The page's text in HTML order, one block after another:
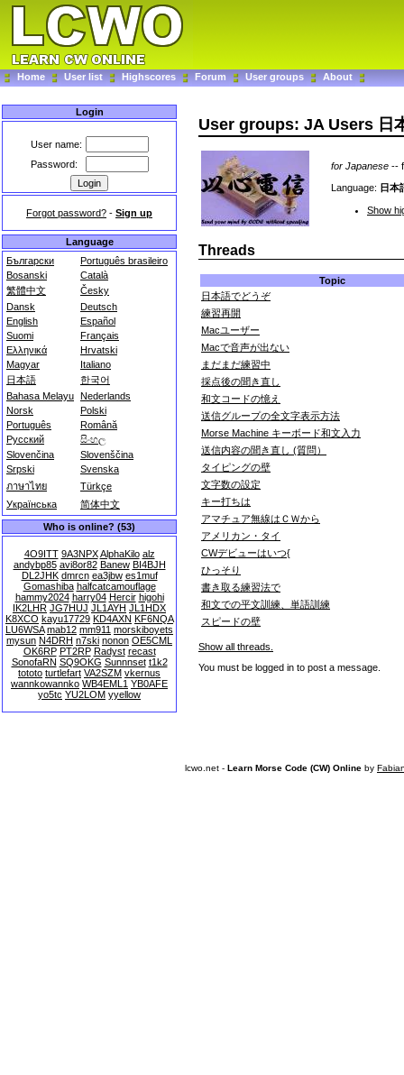
Home User list Highscores Forum User groups About
Login
User name:
Password:
Forgot password? - Sign up
Language
Български
Português brasileiro
Bosanski
Català
繁體中文
Česky
Dansk
Deutsch
English
Español
Suomi
Français
Ελληνικά
Hrvatski
Magyar
Italiano
日本語
한국어
Bahasa Melayu Nederlands
Norsk
Polski
Português
Română
Русский
සිංහල
Slovenčina
Slovenščina
Srpski
Svenska
ภาษาไทย
Türkçe
Українська
简体中文
Who is online? (53)
4O9ITT 9A3NPX AlphaKilo alz
andybp85 avi8or82 Banew BI4BJH
DL2JHK dmrcn ea3jbw es1muf
Gomashiba halfcatcamouflage
hammy2024 harry04 Hercir higohi
IK2LHR JG7HUJ JL1AYH JL1HDX
K8XCO kayu17729 KD4AXN KF6NQA
LU6WSA mab12 mm911 morskiboyets
mysun N4DRH n7ski nonon OE5CML
OK6RP PT2RP Radyst recast
SonofaRN SQ9OKG Sunnnset t1k2
tototo turtlefart VA2SZM vkernus
wannkowannko WB4EML1 YB0AFE
yo5tc YU2LOM yyellow
User groups: JA Users 日
for Japanese --
Language: 日本
Show
Threads
Topic
日本語でどうぞ
練習再開
Macユーザー
Macで音声が出ない
まだまだ練習中
採点後の聞き直し
和文コードの憶え
送信グループの全文字表示方法
Morse Machine キーボード和文入力
送信内容の聞き直し (質問）
タイピングの壁
文字数の設定
キー打ちは
アマチュア無線はＣＷから
アメリカン・タイ
CWデビューはいつ{
ひっそり
書き取る練習法で
和文での平文訓練、単語訓練
スピードの壁
Show all threads.
You must be logged in to post a message.
lcwo.net - Learn Morse Code (CW) Online by